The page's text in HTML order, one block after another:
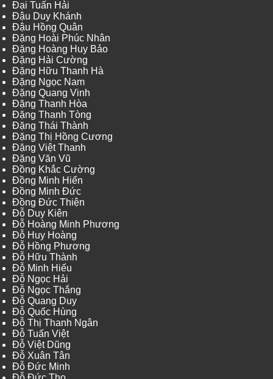
Đại Tuấn Hải
Đậu Duy Khánh
Đậu Hồng Quân
Đặng Hoài Phúc Nhân
Đặng Hoàng Huy Bảo
Đặng Hải Cường
Đặng Hữu Thanh Hà
Đặng Ngọc Nam
Đặng Quang Vinh
Đặng Thanh Hòa
Đặng Thanh Tòng
Đặng Thái Thành
Đặng Thị Hồng Cương
Đặng Việt Thanh
Đặng Văn Vũ
Đồng Khắc Cường
Đồng Minh Hiển
Đồng Minh Đức
Đồng Đức Thiện
Đỗ Duy Kiên
Đỗ Hoàng Minh Phương
Đỗ Huy Hoàng
Đỗ Hồng Phương
Đỗ Hữu Thành
Đỗ Minh Hiếu
Đỗ Ngọc Hải
Đỗ Ngọc Thắng
Đỗ Quang Duy
Đỗ Quốc Hùng
Đỗ Thị Thanh Ngân
Đỗ Tuấn Việt
Đỗ Việt Dũng
Đỗ Xuân Tân
Đỗ Đức Minh